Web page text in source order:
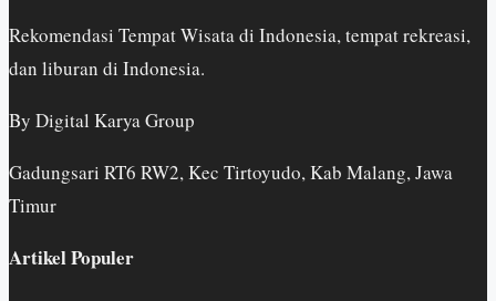
Rekomendasi Tempat Wisata di Indonesia, tempat rekreasi,
dan liburan di Indonesia.
By Digital Karya Group
Gadungsari RT6 RW2, Kec Tirtoyudo, Kab Malang, Jawa
Timur
Artikel Populer